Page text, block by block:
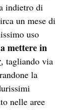
indietro di
un mese di
uso
mettere in
, tagliando via
la
nelle aree